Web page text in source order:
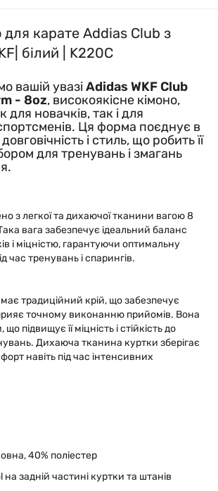
карате Addias Club з
білий | K220C
вашій увазіAdidas WKF Club
- 8oz, високоякісне кімоно,
для новачків, так і для
Ця форма поєднує в
і стиль, що робить її
для тренувань і змагань
з легкої та дихаючої тканини вагою 8
вага забезпечує ідеальний баланс
і міцністю, гарантуючи оптимальну
час тренувань і спарингів.
традиційний крій, що забезпечує
точному виконанню прийомів. Вона
підвищує її міцність і стійкість до
Дихаюча тканина куртки зберігає
навіть під час інтенсивних
40% поліестер
задній частині куртки та штанів